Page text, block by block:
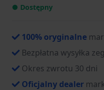
● Dostępny
100% oryginalne
Bezpłatna wysyłka
Okres zwrotu 30 dni
Oficjalny dealer